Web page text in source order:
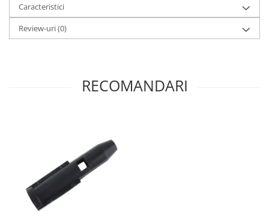
Caracteristici
Review-uri(0)
RECOMANDARI